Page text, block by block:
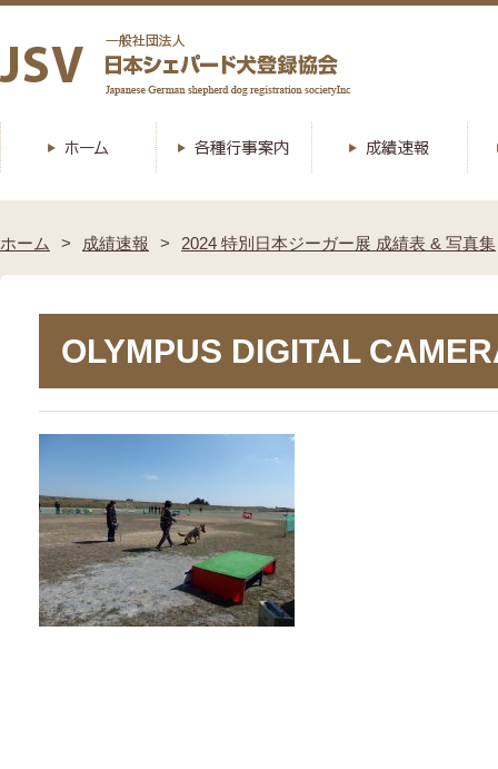
ホーム 成績速報 2024 特別日本ジーガー展 成績表 & 写真集
OLYMPUS DIGITAL